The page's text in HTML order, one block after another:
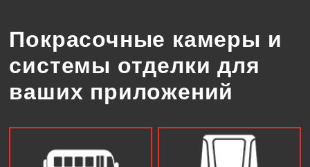
Покрасочные камеры и
системы отделки для
ваших приложений